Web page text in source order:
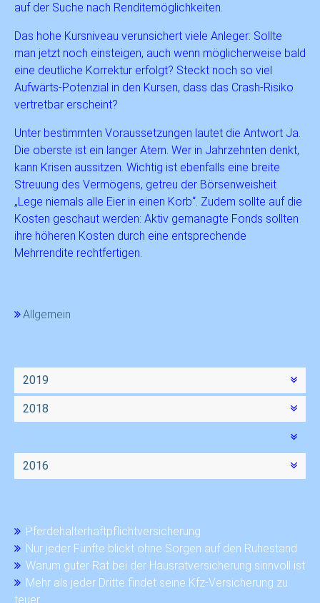
auf der Suche nach Renditemöglichkeiten.
Das hohe Kursniveau verunsichert viele Anleger: Sollte
man jetzt noch einsteigen, auch wenn möglicherweise bald
eine deutliche Korrektur erfolgt? Steckt noch so viel
Aufwärts-Potenzial in den Kursen, dass das Crash-Risiko
vertretbar erscheint?
Unter bestimmten Voraussetzungen lautet die Antwort Ja.
Die oberste ist ein langer Atem. Wer in Jahrzehnten denkt,
kann Krisen aussitzen. Wichtig ist ebenfalls eine breite
Streuung des Vermögens, getreu der Börsenweisheit
„Lege niemals alle Eier in einen Korb“. Zudem sollte auf die
Kosten geschaut werden: Aktiv gemanagte Fonds sollten
ihre höheren Kosten durch eine entsprechende
Mehrrendite rechtfertigen.
Allgemein
2019
2018
2016
Pferdehalterhaftpflichtversicherung
Nur jeder Fünfte blickt ohne Sorgen auf den Ruhestand
Warum guter Rat bei der Hausratversicherung sinnvoll ist
Mehr als jeder Dritte findet seine Kfz-Versicherung zu
teuer